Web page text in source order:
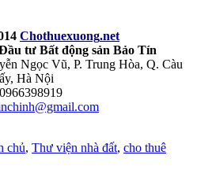
Chothuexuong.net
tư Bất động sản Bảo Tín
Ngọc Vũ, P. Trung Hòa, Q. Càu
Hà Nội
chủ, Thư viện nhà đất, cho thuê